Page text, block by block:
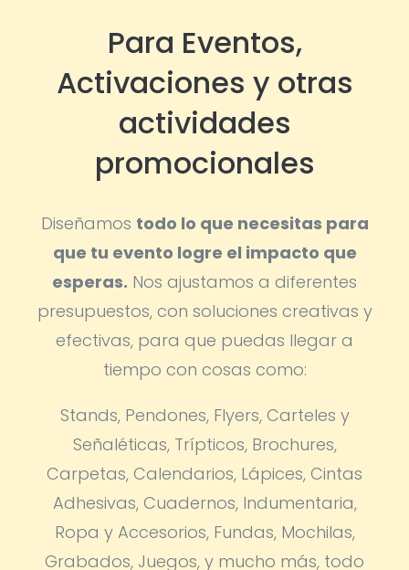
Para Eventos,
Activaciones y otras
actividades
promocionales
Diseñamos todo lo que necesitas para
que tu evento logre el impacto que
esperas. Nos ajustamos a diferentes
presupuestos, con soluciones creativas y
efectivas, para que puedas llegar a
tiempo con cosas como:
Stands, Pendones, Flyers, Carteles y
Señaléticas, Trípticos, Brochures,
Carpetas, Calendarios, Lápices, Cintas
Adhesivas, Cuadernos, Indumentaria,
Ropa y Accesorios, Fundas, Mochilas,
Grabados, Juegos, y mucho más, todo